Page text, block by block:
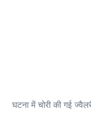
घटना में चोरी की गई